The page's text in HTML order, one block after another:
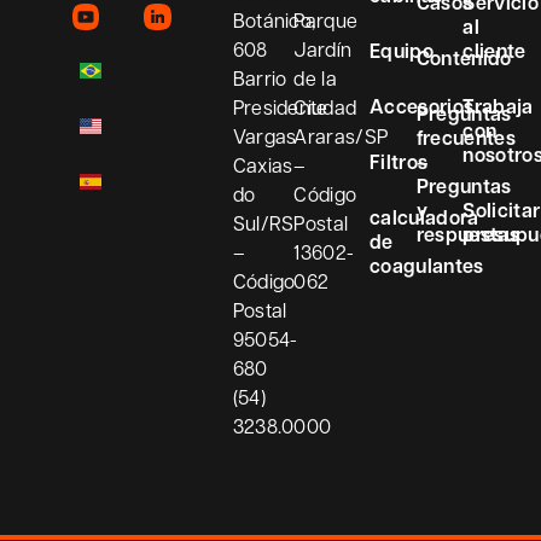
Botánico,
608
Barrio
Presidente
Vargas
Caxias
do
Sul/RS
–
Código
Postal
95054-
680
(54)
3238.0000
Parque
Jardín
de la
Ciudad
Araras/SP
–
Código
Postal
13602-
062
Equipo
Accesorios
Filtros
calculadora
de
coagulantes
Contenido
Preguntas
frecuentes
–
Preguntas
y
respuestas
al
cliente
Trabaja
con
Solicitar